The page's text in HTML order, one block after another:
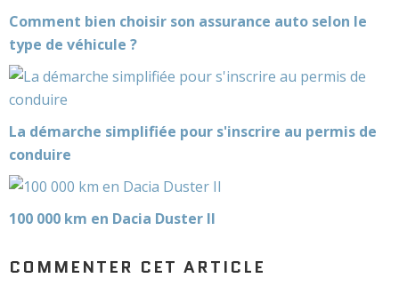
Comment bien choisir son assurance auto selon le
type de véhicule ?
La démarche simplifiée pour s'inscrire au permis de
conduire
100 000 km en Dacia Duster II
COMMENTER CET ARTICLE